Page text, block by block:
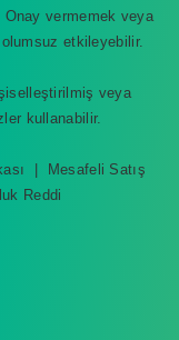
vermemek veya
etkileyebilir.
veya
kullanabilir.
| Mesafeli Satış
Reddi